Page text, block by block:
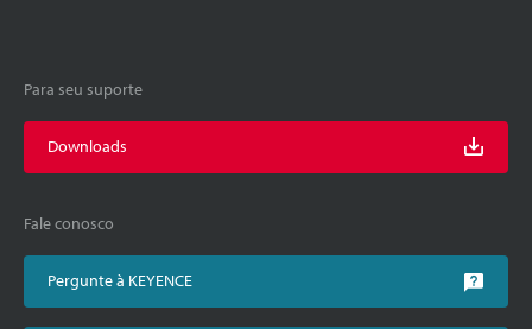
Para seu suporte
Downloads
Fale conosco
Pergunte à KEYENCE